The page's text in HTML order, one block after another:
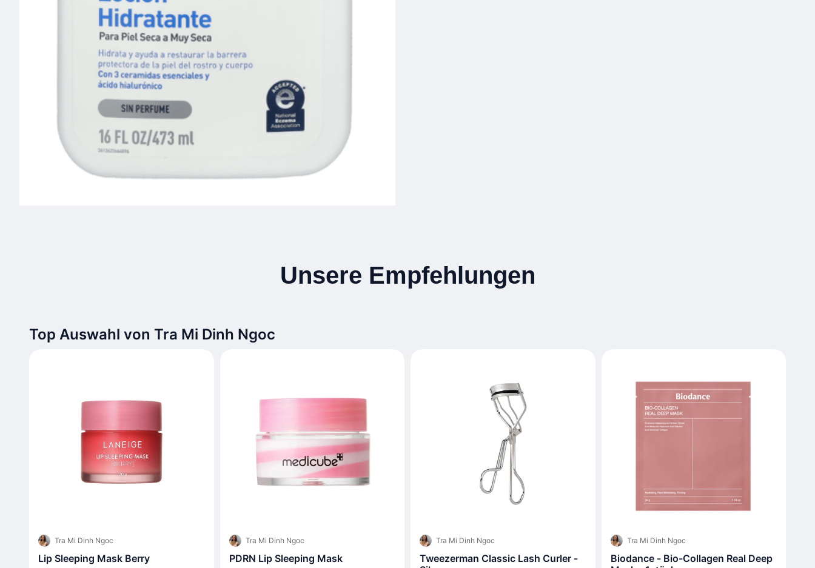
Unsere Empfehlungen
Top Auswahl von Tra Mi Dinh Ngoc
Tra Mi Dinh Ngoc
Lip Sleeping Mask Berry
Tra Mi Dinh Ngoc
PDRN Lip Sleeping Mask
Tra Mi Dinh Ngoc
Tweezerman Classic Lash Curler -
Tra Mi Dinh Ngoc
Biodance - Bio-Collagen Real Deep